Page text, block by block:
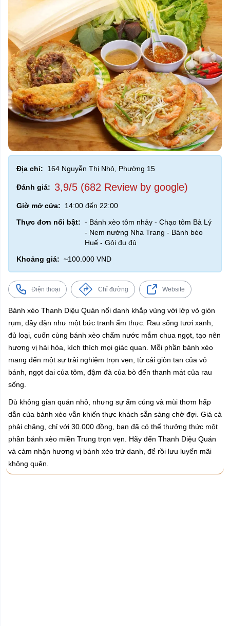
Địa chỉ: 164 Nguyễn Thị Nhỏ, Phường 15
Đánh giá: 3,9/5 (682 Review by google)
Giờ mở cửa:
14:00 đến 22:00
Thực đơn nổi bật: - Bánh xèo tôm nhảy - Chạo tôm Bà Lý
- Nem nướng Nha Trang - Bánh bèo
Huế - Gỏi đu đủ
Khoảng giá: ~100.000 VND
Điện thoại Chỉ đường Website
Bánh xèo Thanh Diệu Quán nổi danh khắp vùng với lớp vỏ giòn
rụm, đầy đặn như một bức tranh ẩm thực. Rau sống tươi xanh,
đủ loại, cuốn cùng bánh xèo chấm nước mắm chua ngọt, tạo nên
hương vị hài hòa, kích thích mọi giác quan. Mỗi phần bánh xèo
mang đến một sự trải nghiệm trọn vẹn, từ cái giòn tan của vỏ
bánh, ngọt dai của tôm, đậm đà của bò đến thanh mát của rau
sống.
Dù không gian quán nhỏ, nhưng sự ấm cúng và mùi thơm hấp
dẫn của bánh xèo vẫn khiến thực khách sẵn sàng chờ đợi. Giá cả
phải chăng, chỉ với 30.000 đồng, bạn đã có thể thưởng thức một
phần bánh xèo miền Trung trọn vẹn. Hãy đến Thanh Diệu Quán
và cảm nhận hương vị bánh xèo trứ danh, để rồi lưu luyến mãi
không quên.